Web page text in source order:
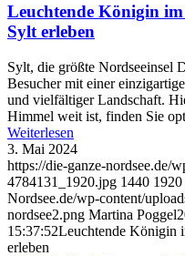
Leuchtende Königin
Sylt erleben
Sylt, die größte Nordseeinsel
Besucher mit einer
und vielfältiger Landschaft.
Himmel weit ist, finden Sie
Weiterlesen
3. Mai 2024
https://die-ganze-nordsee.de/
4784131_1920.jpg 1440 1920
Nordsee.de/wp-content/
nordsee2.png Martina Poggel
15:37:52Leuchtende Königin
erleben